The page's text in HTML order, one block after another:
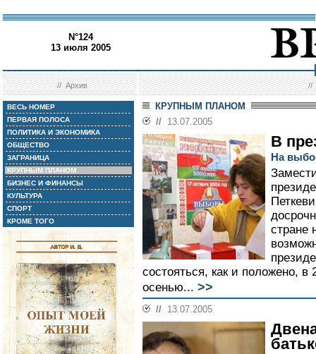
N°124
13 июля 2005
//Архив //
ВЕСЬ НОМЕР
ПЕРВАЯ ПОЛОСА
ПОЛИТИКА И ЭКОНОМИКА
ОБЩЕСТВО
ЗАГРАНИЦА
КРУПНЫМ ПЛАНОМ
БИЗНЕС И ФИНАНСЫ
КУЛЬТУРА
СПОРТ
КРОМЕ ТОГО
КРУПНЫМ ПЛАНОМ
// 13.07.2005
В
На
стране
состояться, как и положено, в
осенью... >>
// 13.07.2005